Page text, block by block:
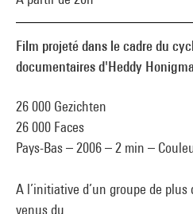
Film projeté dans le cadre du
documentaires d'Heddy
26 000 Gezichten
26 000 Faces
Pays-Bas – 2006 – 2 min –
A l’initiative d’un groupe de
venus du